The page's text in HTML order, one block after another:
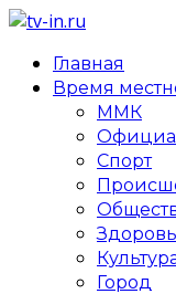
Главная
Время
ММК
Спорт
Город